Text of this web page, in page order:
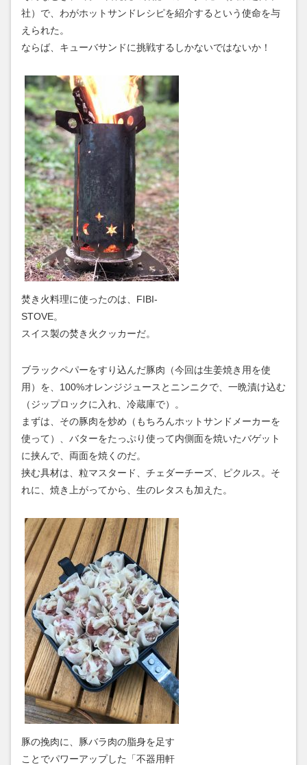
社）で、わがホットサンドレシピを紹介するという使命を与
えられた。
ならば、キューバサンドに挑戦するしかないではないか！
焚き火料理に使ったのは、FIBI-
STOVE。
スイス製の焚き火クッカーだ。
ブラックペパーをすり込んだ豚肉（今回は生姜焼き用を使
用）を、100%オレンジジュースとニンニクで、一晩漬け込む
（ジップロックに入れ、冷蔵庫で）。
まずは、その豚肉を炒め（もちろんホットサンドメーカーを
使って）、バターをたっぷり使って内側面を焼いたバゲット
に挟んで、両面を焼くのだ。
挟む具材は、粒マスタード、チェダーチーズ、ピクルス。そ
れに、焼き上がってから、生のレタスも加えた。
豚の挽肉に、豚バラ肉の脂身を足す
ことでパワーアップした「不器用軒